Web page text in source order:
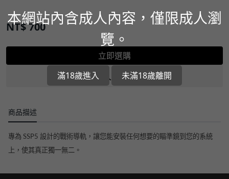
NT$700
立即選購
加入收藏清單
商品描述
專為 SSP5 設計的戰術導軌，讓您能安裝任何想要的瞄準鏡到您的系統
上，使其真正獨一無二。
本網站內含成人內容，僅限成人瀏
覽。
滿18歲進入 未滿18歲離開